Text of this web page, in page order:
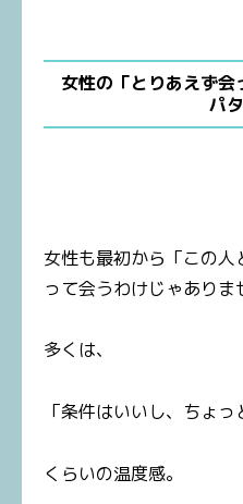
女性の「とりあえず
パ
女性も最初から「この
って会うわけじゃありま
多くは、
「条件はいいし、ちょっ
くらいの温度感。